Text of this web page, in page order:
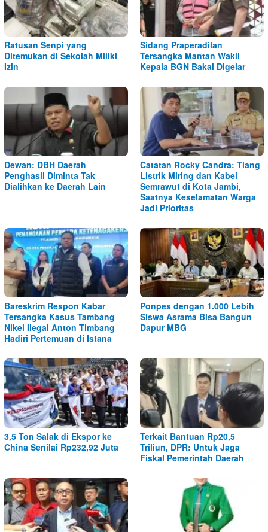
Ratusan Senpi yang
Ditemukan di Sekolah Miliki
Izin
Sidang Praperadilan
Tersangka Mantan Wakil
Kepala BGN Bakal Digelar
Dewan: DBH Daerah
Penghasil Diminta Tak
Dialihkan ke Daerah Lain
Catatan Rocky Candra: Tiang
Listrik Miring dan Kabel
Semrawut di Kota Jambi,
Saatnya Keselamatan Warga
Jadi Prioritas
Bareskrim Respon Kabar
Tersangka Kasus Tambang
Nikel Ilegal Anton Timbang
Hadiri Pertemuan di Istana
Ponpes dengan 1.000 Lebih
Siswa Asrama Bisa Bangun
Dapur MBG
3,5 Ton Salak di Ekspor ke
China Senilai Rp232,92 Juta
Terkait Bantuan Rp20,5
Triliun, DPR: Untuk Jaga
Fiskal Pemerintah Daerah